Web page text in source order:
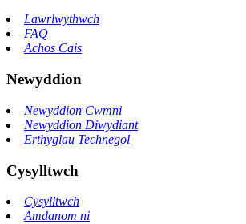
Lawrlwythwch
FAQ
Achos Cais
Newyddion
Newyddion Cwmni
Newyddion Diwydiant
Erthyglau Technegol
Cysylltwch
Cysylltwch
Amdanom ni